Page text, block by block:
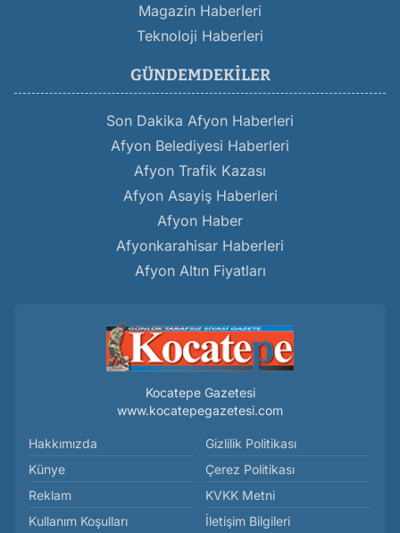
Magazin Haberleri
Teknoloji Haberleri
GÜNDEMDEKILER
Son Dakika Afyon Haberleri
Afyon Belediyesi Haberleri
Afyon Trafik Kazası
Afyon Asayiş Haberleri
Afyon Haber
Afyonkarahisar Haberleri
Afyon Altın Fiyatları
Kocatepe Gazetesi
www.kocatepegazetesi.com
Hakkımızda
Künye
Reklam
Kullanım Koşulları
Gizlilik Politikası
Çerez Politikası
KVKK Metni
İletişim Bilgileri